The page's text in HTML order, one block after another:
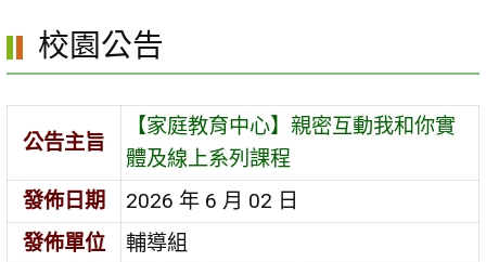
容
區
校園公告
公告主旨
【家庭教育中心】親密互動我和你實
體及線上系列課程
發佈日期
2026 年 6 月 02 日
發佈單位
輔導組